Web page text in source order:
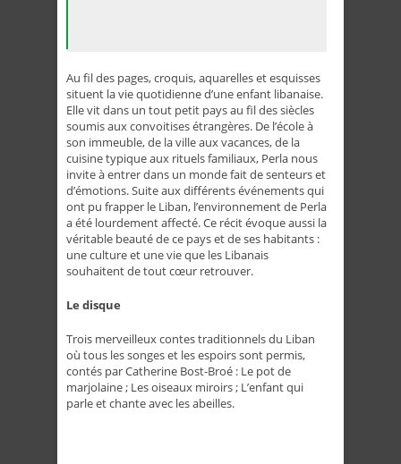
Au fil des pages, croquis, aquarelles et esquisses
situent la vie quotidienne d’une enfant libanaise.
Elle vit dans un tout petit pays au fil des siècles
soumis aux convoitises étrangères. De l’école à
son immeuble, de la ville aux vacances, de la
cuisine typique aux rituels familiaux, Perla nous
invite à entrer dans un monde fait de senteurs et
d’émotions. Suite aux différents événements qui
ont pu frapper le Liban, l’environnement de Perla
a été lourdement affecté. Ce récit évoque aussi la
véritable beauté de ce pays et de ses habitants :
une culture et une vie que les Libanais
souhaitent de tout cœur retrouver.
Le disque
Trois merveilleux contes traditionnels du Liban
où tous les songes et les espoirs sont permis,
contés par Catherine Bost-Broé : Le pot de
marjolaine ; Les oiseaux miroirs ; L’enfant qui
parle et chante avec les abeilles.